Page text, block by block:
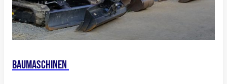
Baumaschinen